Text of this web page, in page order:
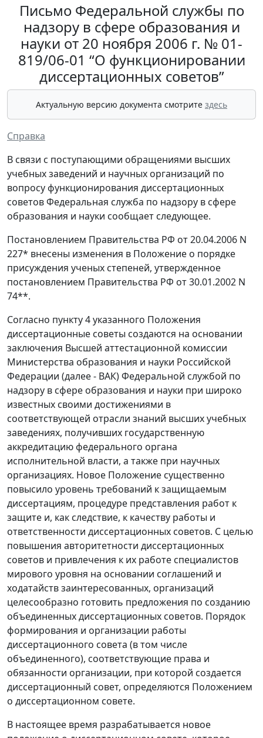
Письмо Федеральной службы по
надзору в сфере образования и
науки от 20 ноября 2006 г. № 01-
819/06-01 “О функционировании
диссертационных советов”
Актуальную версию документа смотрите здесь
Справка
В связи с поступающими обращениями высших
учебных заведений и научных организаций по
вопросу функционирования диссертационных
советов Федеральная служба по надзору в сфере
образования и науки сообщает следующее.
Постановлением Правительства РФ от 20.04.2006 N
227* внесены изменения в Положение о порядке
присуждения ученых степеней, утвержденное
постановлением Правительства РФ от 30.01.2002 N
74**.
Согласно пункту 4 указанного Положения
диссертационные советы создаются на основании
заключения Высшей аттестационной комиссии
Министерства образования и науки Российской
Федерации (далее - ВАК) Федеральной службой по
надзору в сфере образования и науки при широко
известных своими достижениями в
соответствующей отрасли знаний высших учебных
заведениях, получивших государственную
аккредитацию федерального органа
исполнительной власти, а также при научных
организациях. Новое Положение существенно
повысило уровень требований к защищаемым
диссертациям, процедуре представления работ к
защите и, как следствие, к качеству работы и
ответственности диссертационных советов. С целью
повышения авторитетности диссертационных
советов и привлечения к их работе специалистов
мирового уровня на основании соглашений и
ходатайств заинтересованных, организаций
целесообразно готовить предложения по созданию
объединенных диссертационных советов. Порядок
формирования и организации работы
диссертационного совета (в том числе
объединенного), соответствующие права и
обязанности организации, при которой создается
диссертационный совет, определяются Положением
о диссертационном совете.
В настоящее время разрабатывается новое